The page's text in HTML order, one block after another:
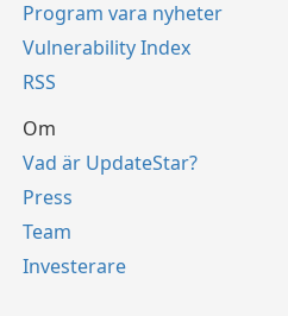
Program vara nyheter
Vulnerability Index
RSS
Om
Vad är UpdateStar?
Press
Team
Investerare